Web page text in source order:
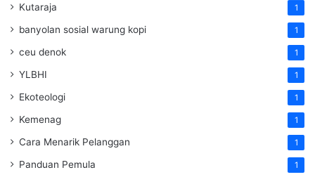
Kutaraja 1
banyolan sosial warung kopi 1
ceu denok 1
YLBHI 1
Ekoteologi 1
Kemenag 1
Cara Menarik Pelanggan 1
Panduan Pemula 1